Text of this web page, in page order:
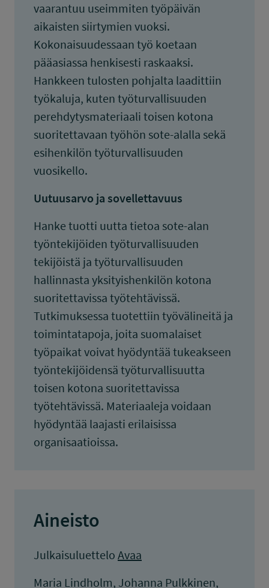
vaarantuu useimmiten työpäivän
aikaisten siirtymien vuoksi.
Kokonaisuudessaan työ koetaan
pääasiassa henkisesti raskaaksi.
Hankkeen tulosten pohjalta laadittiin
työkaluja, kuten työturvallisuuden
perehdytysmateriaali toisen kotona
suoritettavaan työhön sote-alalla sekä
esihenkilön työturvallisuuden
vuosikello.
Uutuusarvo ja sovellettavuus
Hanke tuotti uutta tietoa sote-alan
työntekijöiden työturvallisuuden
tekijöistä ja työturvallisuuden
hallinnasta yksityishenkilön kotona
suoritettavissa työtehtävissä.
Tutkimuksessa tuotettiin työvälineitä ja
toimintatapoja, joita suomalaiset
työpaikat voivat hyödyntää tukeakseen
työntekijöidensä työturvallisuutta
toisen kotona suoritettavissa
työtehtävissä. Materiaaleja voidaan
hyödyntää laajasti erilaisissa
organisaatioissa.
Aineisto
Julkaisuluettelo Avaa
Maria Lindholm, Johanna Pulkkinen,